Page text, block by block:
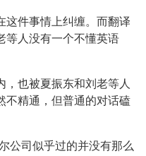
这件事情上纠缠。而翻译
等人没有一个不懂英语
，也被夏振东和刘老等人
不精通，但普通的对话磕
公司似乎过的并没有那么